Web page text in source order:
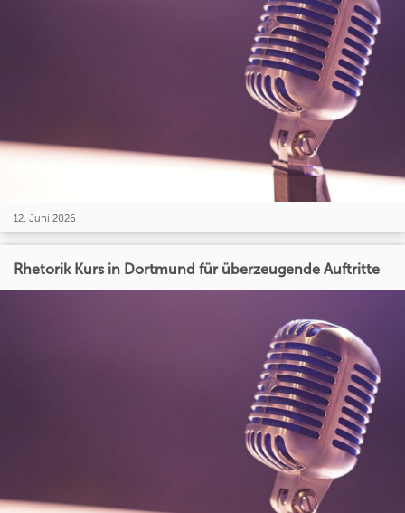
12. Juni 2026
Rhetorik Kurs in Dortmund für überzeugende Auftritte